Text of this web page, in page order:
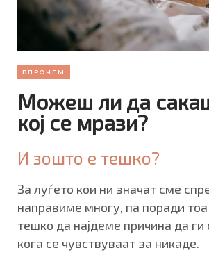
ВПРОЧЕМ
Можеш ли да
кој се мрази?
И зошто е тешко?
За луѓето кои ни значат сме
направиме многу, па поради
тешко да најдеме причина да ги
кога се чувствуваат за никаде.